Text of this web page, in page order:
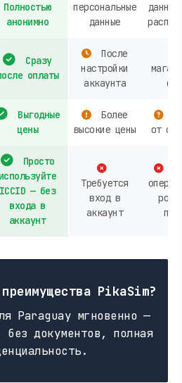
Полностью
анонимно
персональные
данные
Сразу
оплаты
После
настройки
аккаунта
Выгодные
цены
Более
высокие цены
от
Просто
используйте
ICCID — без
входа в
аккаунт
Требуется
вход в
аккаунт
PikaSim?
Paraguay мгновенно —
без документов, полная